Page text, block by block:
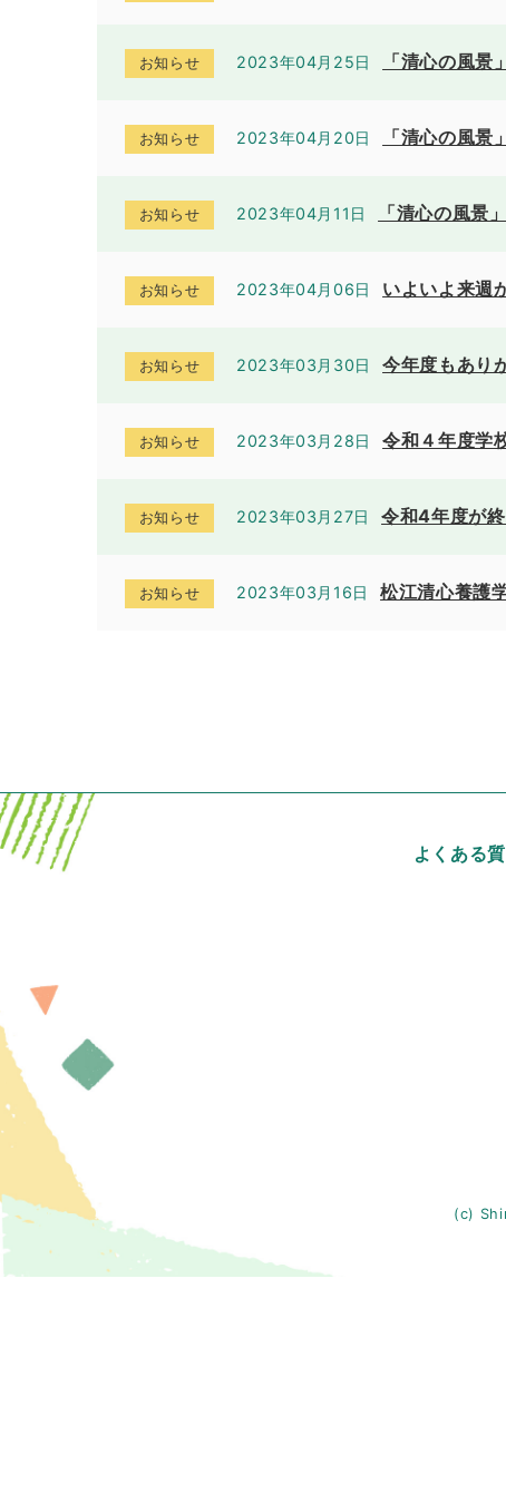
お知らせ 2023年04月25日 「清心の風景
お知らせ 2023年04月20日 「清心の風景
お知らせ 2023年04月11日 「清心の風景
お知らせ 2023年04月06日 いよいよ来週
お知らせ 2023年03月30日 今年度もあり
お知らせ 2023年03月28日 令和４年度学
お知らせ 2023年03月27日 令和4年度が
お知らせ 2023年03月16日 松江清心養護
よくある
(c)